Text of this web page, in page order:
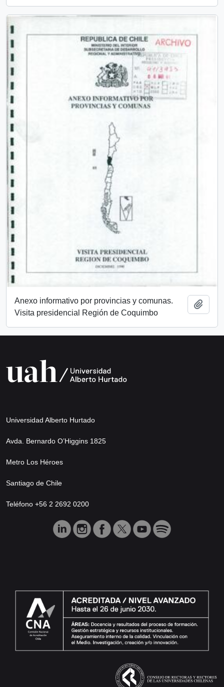
Anexo informativo por provincias y comunas.
Visita presidencial Región de Coquimbo
Universidad Alberto Hurtado
Avda. Bernardo O’Higgins 1825
Metro Los Héroes
Santiago de Chile
Teléfono +56 2 2692 0200